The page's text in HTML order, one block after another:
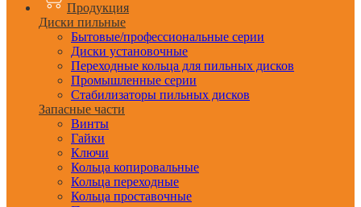
Продукция
Диски пильные
Бытовые/профессиональные серии
Диски установочные
Переходные кольца для пильных дисков
Промышленные серии
Стабилизаторы пильных дисков
Запасные части
Винты
Гайки
Ключи
Кольца копировальные
Кольца переходные
Кольца проставочные